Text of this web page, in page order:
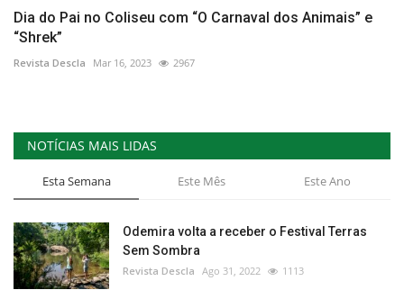
Dia do Pai no Coliseu com “O Carnaval dos Animais” e
“Shrek”
Revista Descla Mar 16, 2023 2967
NOTÍCIAS MAIS LIDAS
Esta Semana Este Mês Este Ano
Odemira volta a receber o Festival Terras
Sem Sombra
Revista Descla Ago 31, 2022 1113